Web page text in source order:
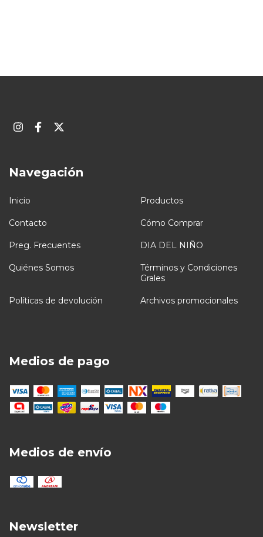
Navegación
Inicio Productos
Contacto Cómo Comprar
Preg. Frecuentes DIA DEL NIÑO
Quiénes Somos
Términos y Condiciones
Grales
Políticas de devolución Archivos promocionales
Medios de pago
Medios de envío
Newsletter